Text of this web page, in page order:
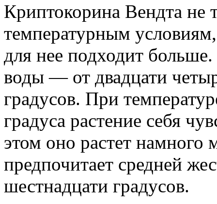
Криптокорина Вендта не
температурным
для нее подходит
воды — от двадцати
градусов. При
градуса растение себя
этом оно растет намного
предпочитает средней
шестнадцати градусов.